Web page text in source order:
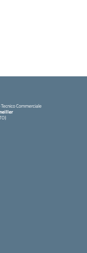
Commerciale